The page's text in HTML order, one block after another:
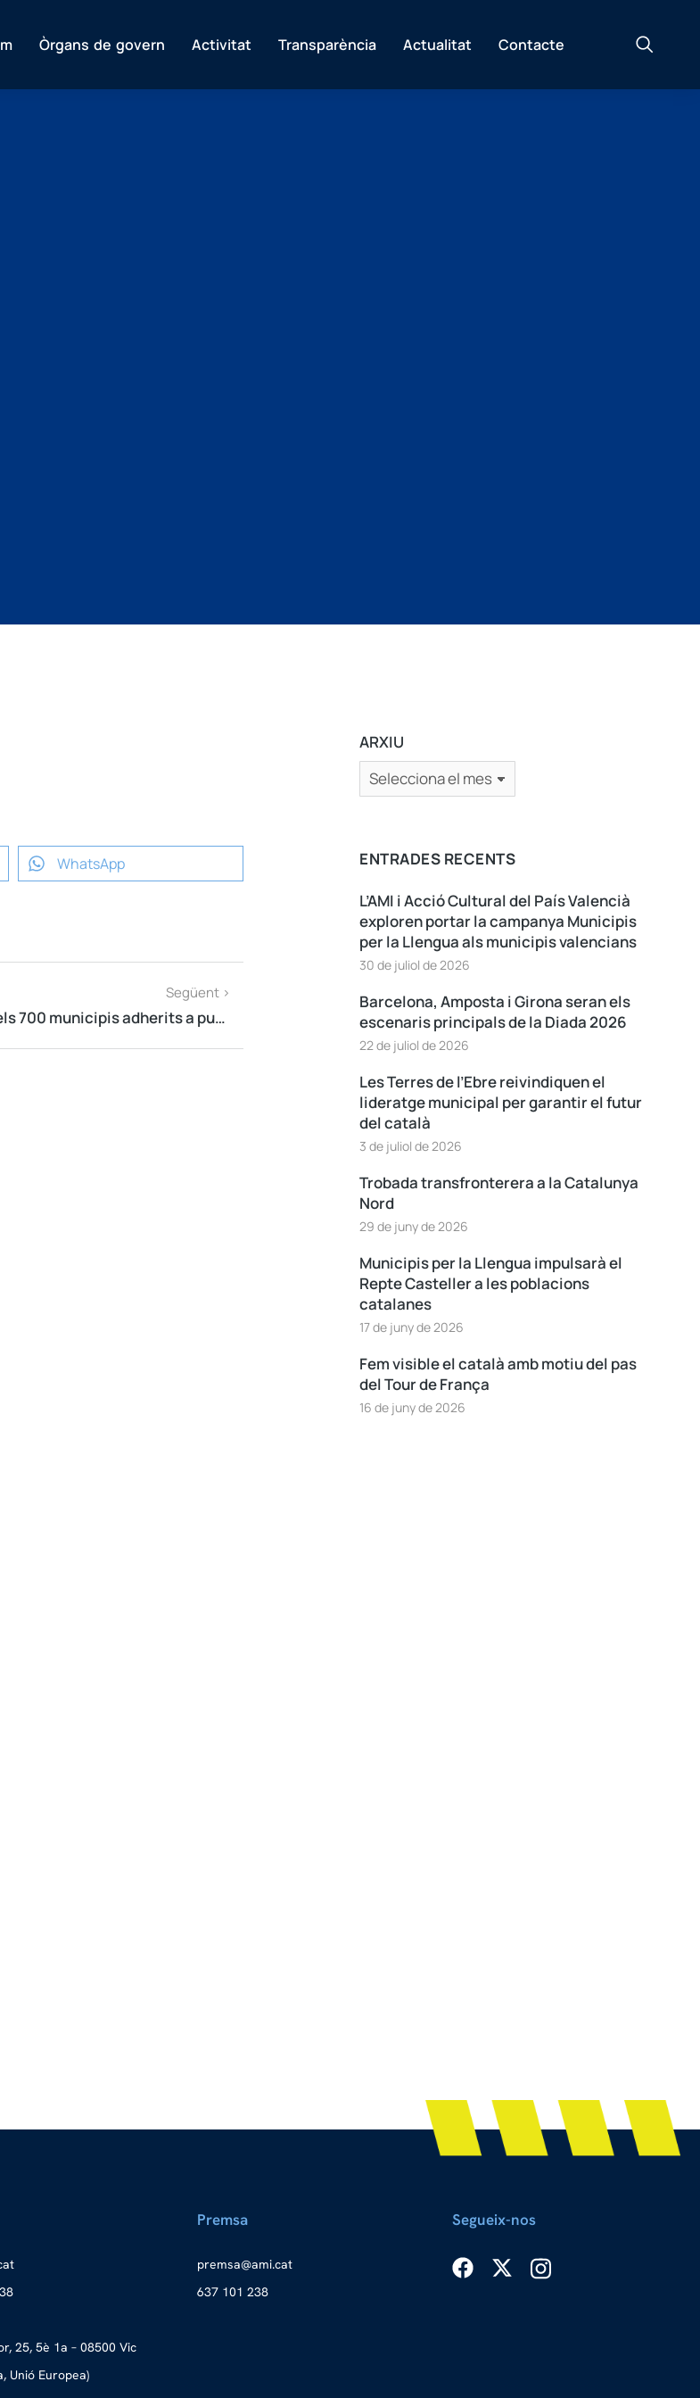
Òrgans de govern Activitat Transparència Actualitat Contacte
WhatsApp
Següent >
L'AMI supera els 700 municipis adherits a punt de celebrar el seu tercer aniversari
ARXIU
ENTRADES RECENTS
L’AMI i Acció Cultural del País Valencià
exploren portar la campanya Municipis
per la Llengua als municipis valencians
30 de juliol de 2026
Barcelona, Amposta i Girona seran els
escenaris principals de la Diada 2026
22 de juliol de 2026
Les Terres de l’Ebre reivindiquen el
lideratge municipal per garantir el futur
del català
3 de juliol de 2026
Trobada transfronterera a la Catalunya
Nord
29 de juny de 2026
Municipis per la Llengua impulsarà el
Repte Casteller a les poblacions
catalanes
17 de juny de 2026
Fem visible el català amb motiu del pas
del Tour de França
16 de juny de 2026
25, 5è 1a – 08500 Vic
Unió Europea)
Premsa
tac.i
ma@as
merp
637 101 238
Segueix-nos